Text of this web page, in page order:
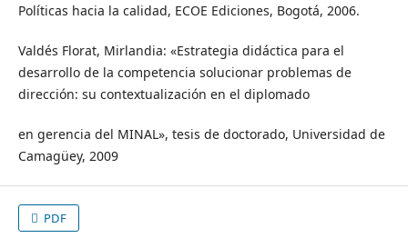
Políticas hacia la calidad, ECOE Ediciones, Bogotá, 2006.
Valdés Florat, Mirlandia: «Estrategia didáctica para el
desarrollo de la competencia solucionar problemas de
dirección: su contextualización en el diplomado
en gerencia del MINAL», tesis de doctorado, Universidad de
Camagüey, 2009
PDF